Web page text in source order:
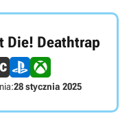
Die! Deathtrap
28 stycznia 2025